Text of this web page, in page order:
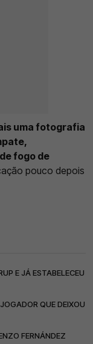
uma fotografia
fogo de
pouco depois
E JÁ ESTABELECEU
QUE DEIXOU
FERNÁNDEZ